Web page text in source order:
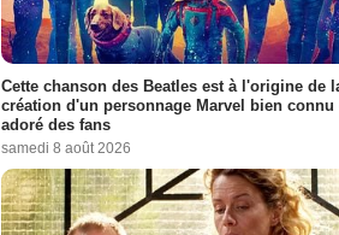
Cette chanson des Beatles est à l'origine de
création d'un personnage Marvel bien connu
adoré des fans
samedi 8 août 2026